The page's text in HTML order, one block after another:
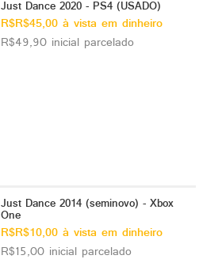
Just Dance 2020 - PS4 (USADO)
R$R$45,00 à vista em dinheiro
R$49,90 inicial parcelado
Just Dance 2014 (seminovo) - Xbox
One
R$R$10,00 à vista em dinheiro
R$15,00 inicial parcelado